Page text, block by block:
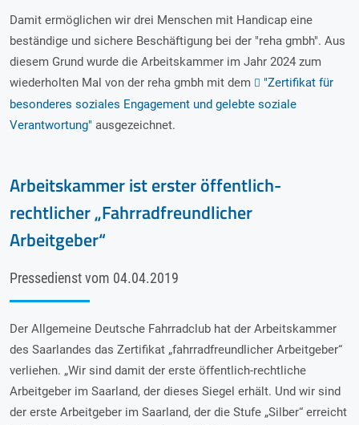
Damit ermöglichen wir drei Menschen mit Handicap eine
beständige und sichere Beschäftigung bei der "reha gmbh". Aus
diesem Grund wurde die Arbeitskammer im Jahr 2024 zum
wiederholten Mal von der reha gmbh mit dem
"Zertifikat für
besonderes soziales Engagement und gelebte soziale
Verantwortung" ausgezeichnet.
Arbeitskammer ist erster öffentlich-
rechtlicher „Fahrradfreundlicher
Arbeitgeber“
Pressedienst vom 04.04.2019
Der Allgemeine Deutsche Fahrradclub hat der Arbeitskammer
des Saarlandes das Zertifikat „fahrradfreundlicher Arbeitgeber“
verliehen. „Wir sind damit der erste öffentlich-rechtliche
Arbeitgeber im Saarland, der dieses Siegel erhält. Und wir sind
der erste Arbeitgeber im Saarland, der die Stufe „Silber“ erreicht